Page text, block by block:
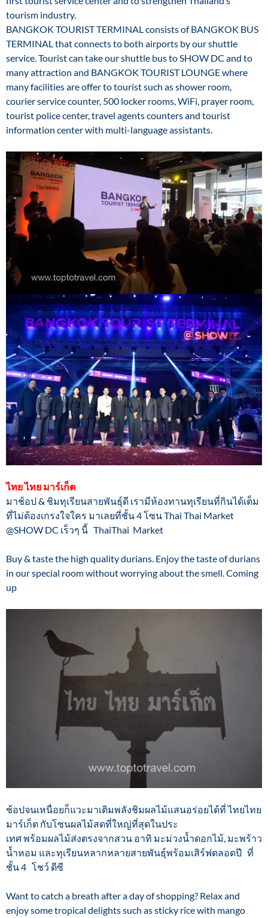
tourism industry.
BANGKOK TOURIST TERMINAL consists of BANGKOK BUS
TERMINAL that connects to both airports by our shuttle
service. Tourist can take our shuttle bus to SHOW DC and to
many attraction and BANGKOK TOURIST LOUNGE where
many facilities are offer to tourist such as shower room,
courier service counter, 500 locker rooms, WiFi, prayer room,
tourist police center, travel agents counters and tourist
information center with multi-language assistants.
ไทย ไทย มาร์เก็ต
มาช้อป & ชิมทุเรียนสายพันธุ์ดี เรามีห้องทานทุเรียนที่กินได้เต็ม
ที่ไม่ต้องเกรงใจใคร มาเลยที่ชั้น 4 โซน Thai Thai Market
@SHOW DC เร็วๆ นี้ ThaiThai Market
Buy & taste the high quality durians. Enjoy the taste of durians
in our special room without worrying about the smell. Coming
up
ช้อปจนเหนื่อยก็แวะมาเติมพลังชิมผลไม้แสนอร่อยได้ที่ ไทยไทย
มาร์เก็ต กับโซนผลไม้สดที่ใหญ่ที่สุดในประ
เทศ พร้อมผลไม้ส่งตรงจากสวน อาทิ มะม่วงน้ำดอกไม้, มะพร้าว
น้ำหอม และทุเรียนหลากหลายสายพันธุ์พร้อมเสิร์ฟตลอดปี ที่
ชั้น 4 โชว์ ดีซี
Want to catch a breath after a day of shopping? Relax and
enjoy some tropical delights such as sticky rice with mango